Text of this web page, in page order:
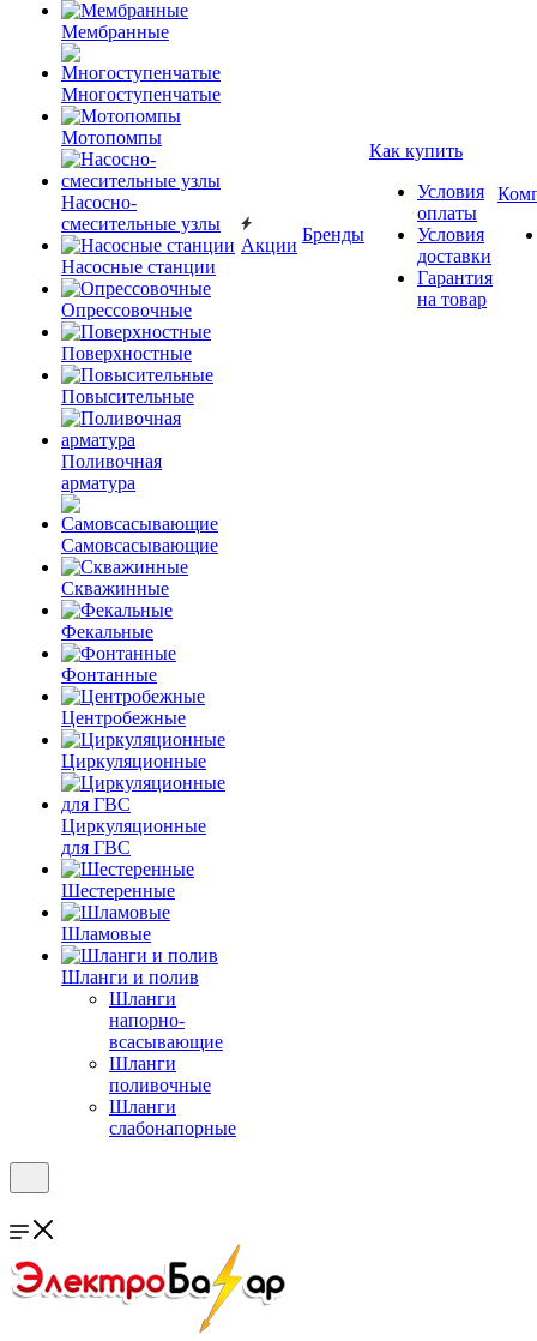
Мембранные
Многоступенчатые
Мотопомпы
Насосно-
смесительные узлы
Насосные станции
Опрессовочные
Поверхностные
Повысительные
Поливочная
арматура
Самовсасывающие
Скважинные
Фекальные
Фонтанные
Центробежные
Циркуляционные
Циркуляционные
для ГВС
Шестеренные
Шламовые
Шланги и полив
Шланги
напорно-
всасывающие
Шланги
поливочные
Шланги
слабонапорные
Акции
Бренды
Как купить
Условия
оплаты
Условия
доставки
Гарантия
на товар